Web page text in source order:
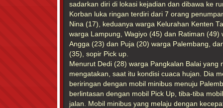
sadarkan diri di lokasi kejadian dan dibawa ke
Korban luka ringan terdiri dari 7 orang
Nina (17), keduanya warga Kelurahan Kenten
warga Lampung, Wagiyo (45) dan Ratiman (49)
Angga (23) dan Puja (20) warga Palembang,
(35), sopir Pick up.
Menurut Dedi (28) warga Pangkalan Balai yang
mengatakan, saat itu kondisi cuaca hujan. Dia
beriringan dengan mobil minibus menuju
berlintasan dengan mobil Pick Up, tiba-tiba
jalan. Mobil minibus yang melaju dengan